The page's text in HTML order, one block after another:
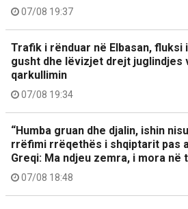
07/08 19:37
Trafik i rënduar në Elbasan, fluksi
gusht dhe lëvizjet drejt juglindjes
qarkullimin
07/08 19:34
“Humba gruan dhe djalin, ishin
rrëfimi rrëqethës i shqiptarit pas
Greqi: Ma ndjeu zemra, i mora
07/08 18:48